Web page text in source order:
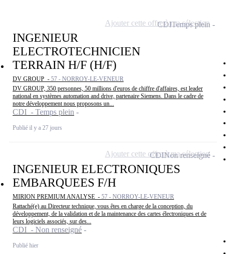
INGENIEUR
ELECTROTECHNICIEN
TERRAIN H/F (H/F)
DV GROUP - 57 - NORROY-LE-VENEUR
DV GROUP, 350 personnes, 50 millions d'euros de chiffre d'affaires, est leader
national en systèmes automation and drive, partenaire Siemens. Dans le cadre de
notre développement nous proposons un...
CDI - Temps plein
Publié il y a 27 jours
CDITemps plein
Ajouter cette offre à ma sélection
INGENIEUR ELECTRONIQUES
EMBARQUEES F/H
MIRION PREMIUM ANALYSE - 57 - NORROY-LE-VENEUR
Rattaché(e) au Directeur technique, vous êtes en charge de la conception, du
développement, de la validation et de la maintenance des cartes électroniques et de
leurs logiciels associés, sur des...
CDI - Non renseigné
Publié hier
CDINon renseigné
Ajouter cette offre à ma sélection